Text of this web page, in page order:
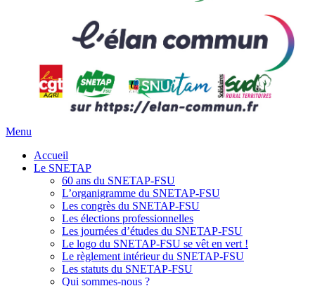
Menu
Accueil
Le SNETAP
60 ans du SNETAP-FSU
L’organigramme du SNETAP-FSU
Les congrès du SNETAP-FSU
Les élections professionnelles
Les journées d’études du SNETAP-FSU
Le logo du SNETAP-FSU se vêt en vert !
Le règlement intérieur du SNETAP-FSU
Les statuts du SNETAP-FSU
Qui sommes-nous ?